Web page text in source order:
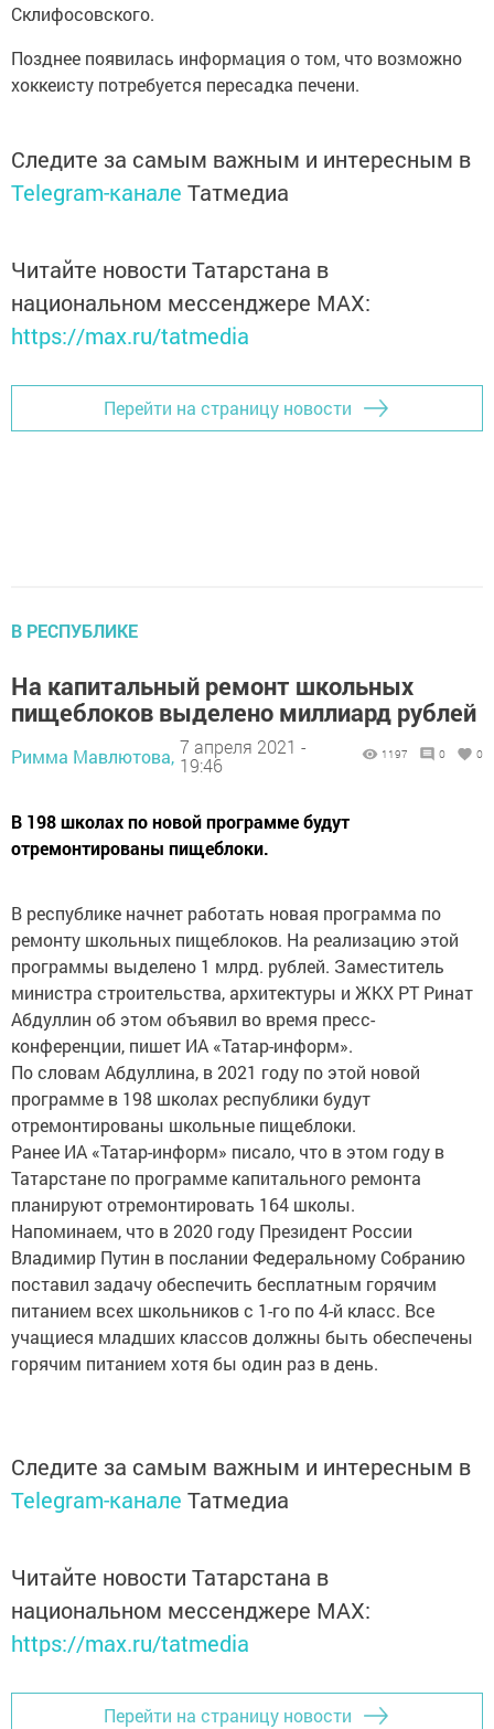
Склифосовского.
Позднее появилась информация о том, что возможно
хоккеисту потребуется пересадка печени.
Следите за самым важным и интересным в
Telegram-канале Татмедиа
Читайте новости Татарстана в
национальном мессенджере MАХ:
https://max.ru/tatmedia
Перейти на страницу новости
В РЕСПУБЛИКЕ
На капитальный ремонт школьных
пищеблоков выделено миллиард рублей
Римма Мавлютова, 7 апреля 2021 -
19:46
1197 0 0
В 198 школах по новой программе будут
отремонтированы пищеблоки.
В республике начнет работать новая программа по
ремонту школьных пищеблоков. На реализацию этой
программы выделено 1 млрд. рублей. Заместитель
министра строительства, архитектуры и ЖКХ РТ Ринат
Абдуллин об этом объявил во время пресс-
конференции, пишет ИА «Татар-информ».
По словам Абдуллина, в 2021 году по этой новой
программе в 198 школах республики будут
отремонтированы школьные пищеблоки.
Ранее ИА «Татар-информ» писало, что в этом году в
Татарстане по программе капитального ремонта
планируют отремонтировать 164 школы.
Напоминаем, что в 2020 году Президент России
Владимир Путин в послании Федеральному Собранию
поставил задачу обеспечить бесплатным горячим
питанием всех школьников с 1-го по 4-й класс. Все
учащиеся младших классов должны быть обеспечены
горячим питанием хотя бы один раз в день.
Следите за самым важным и интересным в
Telegram-канале Татмедиа
Читайте новости Татарстана в
национальном мессенджере MАХ:
https://max.ru/tatmedia
Перейти на страницу новости